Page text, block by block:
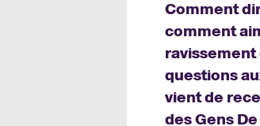
Comment
comment
ravissement
questions
vient de
des Gens